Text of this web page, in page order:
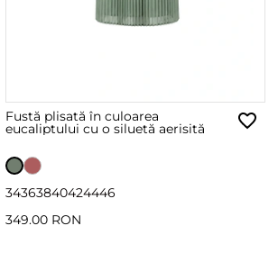
Fustă plisată în culoarea
eucaliptului cu o siluetă aerisită
34363840424446
349.00 RON